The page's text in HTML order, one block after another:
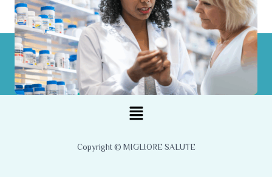
Menu
Copyright © MIGLIORE SALUTE